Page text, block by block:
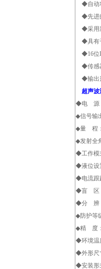
◆自动
◆先进
◆采用
◆具有
◆16位
◆传感
◆输出
超声波
◆电 源
◆信号输
◆量 程
◆发射全
◆工作模
◆液位设
◆电流跟
◆盲 区：
◆分 辨：
◆防护等
◆精 度
◆环境温
◆外形尺
◆安装形